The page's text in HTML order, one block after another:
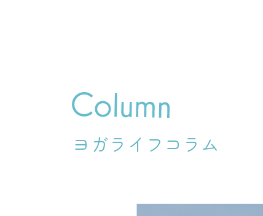
ヨガライフコラム